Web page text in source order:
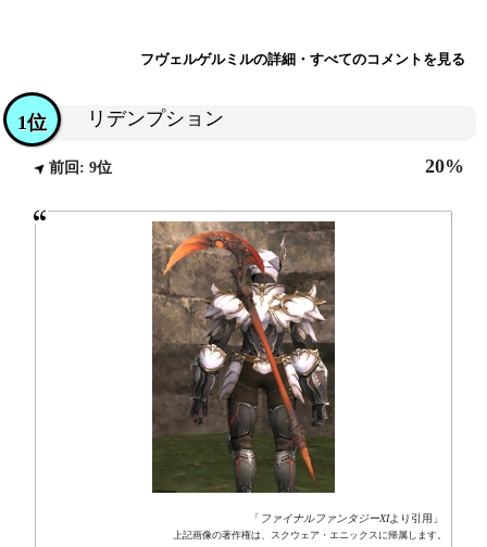
フヴェルゲルミルの詳細・すべてのコメントを見る
リデンプション
1位
前回: 9位 20%
「 ファイナルファンタジーXIより引用」
上記画像の著作権は、スクウェア・エニックスに帰属します。